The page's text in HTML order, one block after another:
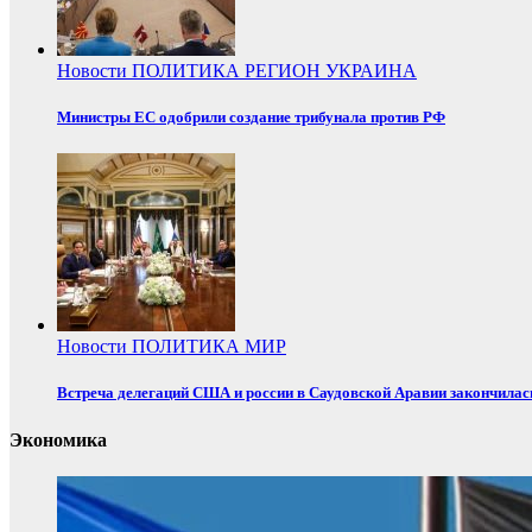
Новости ПОЛИТИКА РЕГИОН УКРАИНА
Министры ЕС одобрили создание трибунала против РФ
Новости ПОЛИТИКА МИР
Встреча делегаций США и россии в Саудовской Аравии
Экономика